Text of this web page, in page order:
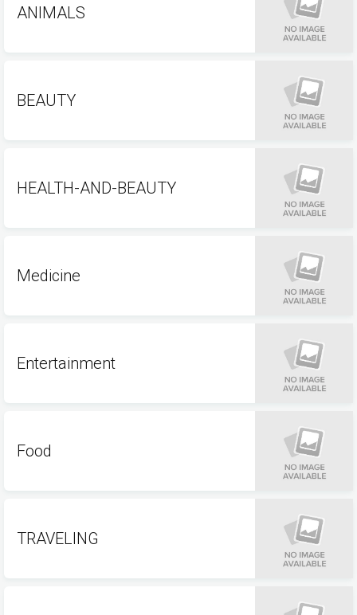
ANIMALS
BEAUTY
HEALTH-AND-BEAUTY
Medicine
Entertainment
Food
TRAVELING